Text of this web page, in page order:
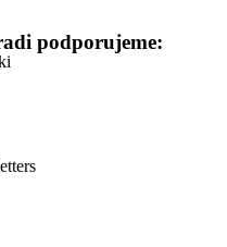
podporujeme: